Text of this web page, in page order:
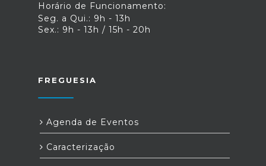
Horário de Funcionamento:
Seg. a Qui.: 9h - 13h
Sex.: 9h - 13h / 15h - 20h
FREGUESIA
Agenda de Eventos
Caracterização